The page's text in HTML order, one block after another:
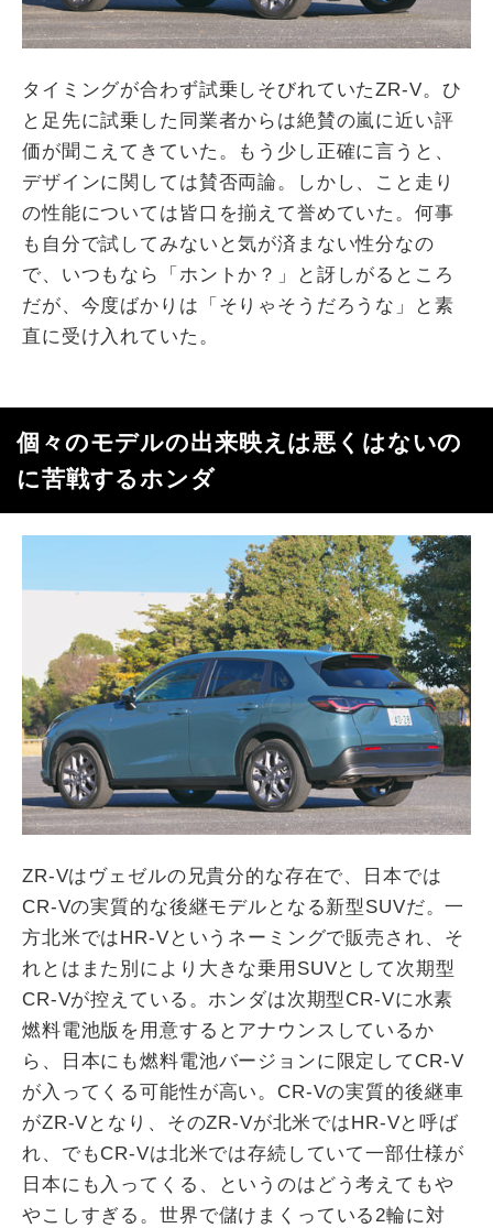
タイミングが合わず試乗しそびれていたZR-V。ひ
と足先に試乗した同業者からは絶賛の嵐に近い評
価が聞こえてきていた。もう少し正確に言うと、
デザインに関しては賛否両論。しかし、こと走り
の性能については皆口を揃えて誉めていた。何事
も自分で試してみないと気が済まない性分なの
で、いつもなら「ホントか？」と訝しがるところ
だが、今度ばかりは「そりゃそうだろうな」と素
直に受け入れていた。
個々のモデルの出来映えは悪くはないの
に苦戦するホンダ
ZR-Vはヴェゼルの兄貴分的な存在で、日本では
CR-Vの実質的な後継モデルとなる新型SUVだ。一
方北米ではHR-Vというネーミングで販売され、そ
れとはまた別により大きな乗用SUVとして次期型
CR-Vが控えている。ホンダは次期型CR-Vに水素
燃料電池版を用意するとアナウンスしているか
ら、日本にも燃料電池バージョンに限定してCR-V
が入ってくる可能性が高い。CR-Vの実質的後継車
がZR-Vとなり、そのZR-Vが北米ではHR-Vと呼ば
れ、でもCR-Vは北米では存続していて一部仕様が
日本にも入ってくる、というのはどう考えてもや
やこしすぎる。世界で儲けまくっている2輪に対